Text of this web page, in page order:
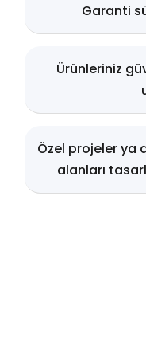
Garanti
Ürünleriniz
Özel projeler ya
alanları